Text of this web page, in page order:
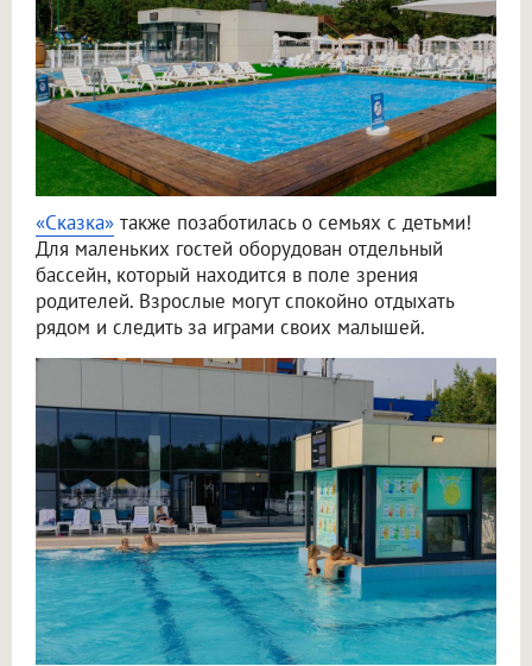
«Сказка» также позаботилась о семьях с детьми!
Для маленьких гостей оборудован отдельный
бассейн, который находится в поле зрения
родителей. Взрослые могут спокойно отдыхать
рядом и следить за играми своих малышей.